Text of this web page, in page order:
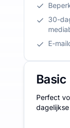
30-
E-
Basic
Perfect